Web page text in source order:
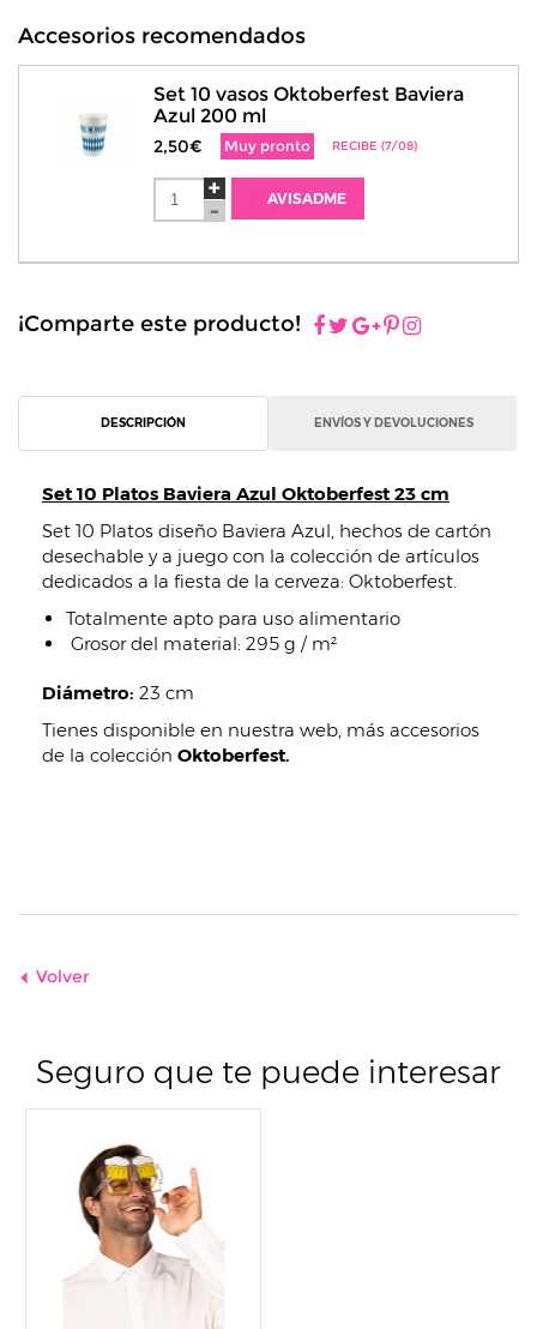
Accesorios recomendados
Set 10 vasos Oktoberfest Baviera
Azul 200 ml
2,50€ Muy pronto RECIBE (7/08)
AVISADME
¡Comparte este producto!
DESCRIPCIÓN ENVÍOS Y DEVOLUCIONES
Set 10 Platos Baviera Azul Oktoberfest 23 cm
Set 10 Platos diseño Baviera Azul, hechos de cartón
desechable y a juego con la colección de artículos
dedicados a la fiesta de la cerveza: Oktoberfest.
Totalmente apto para uso alimentario
Grosor del material: 295 g / m²
Diámetro: 23 cm
Tienes disponible en nuestra web, más accesorios
de la colección Oktoberfest.
Volver
Seguro que te puede interesar